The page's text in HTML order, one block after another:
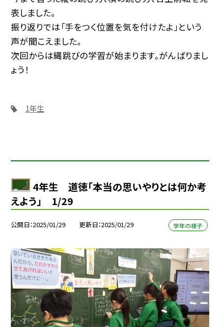
表しました。
振り返りでは「手をつく位置を気を付けたよ」という
声が聞こえました。
次回からは縄跳びの学習が始まります。がんばりまし
ょう！
1年生
4年生 道徳「本当の思いやりとは何か考
えよう」 1/29
公開日 2025/01/29 更新日 2025/01/29 学年の様子